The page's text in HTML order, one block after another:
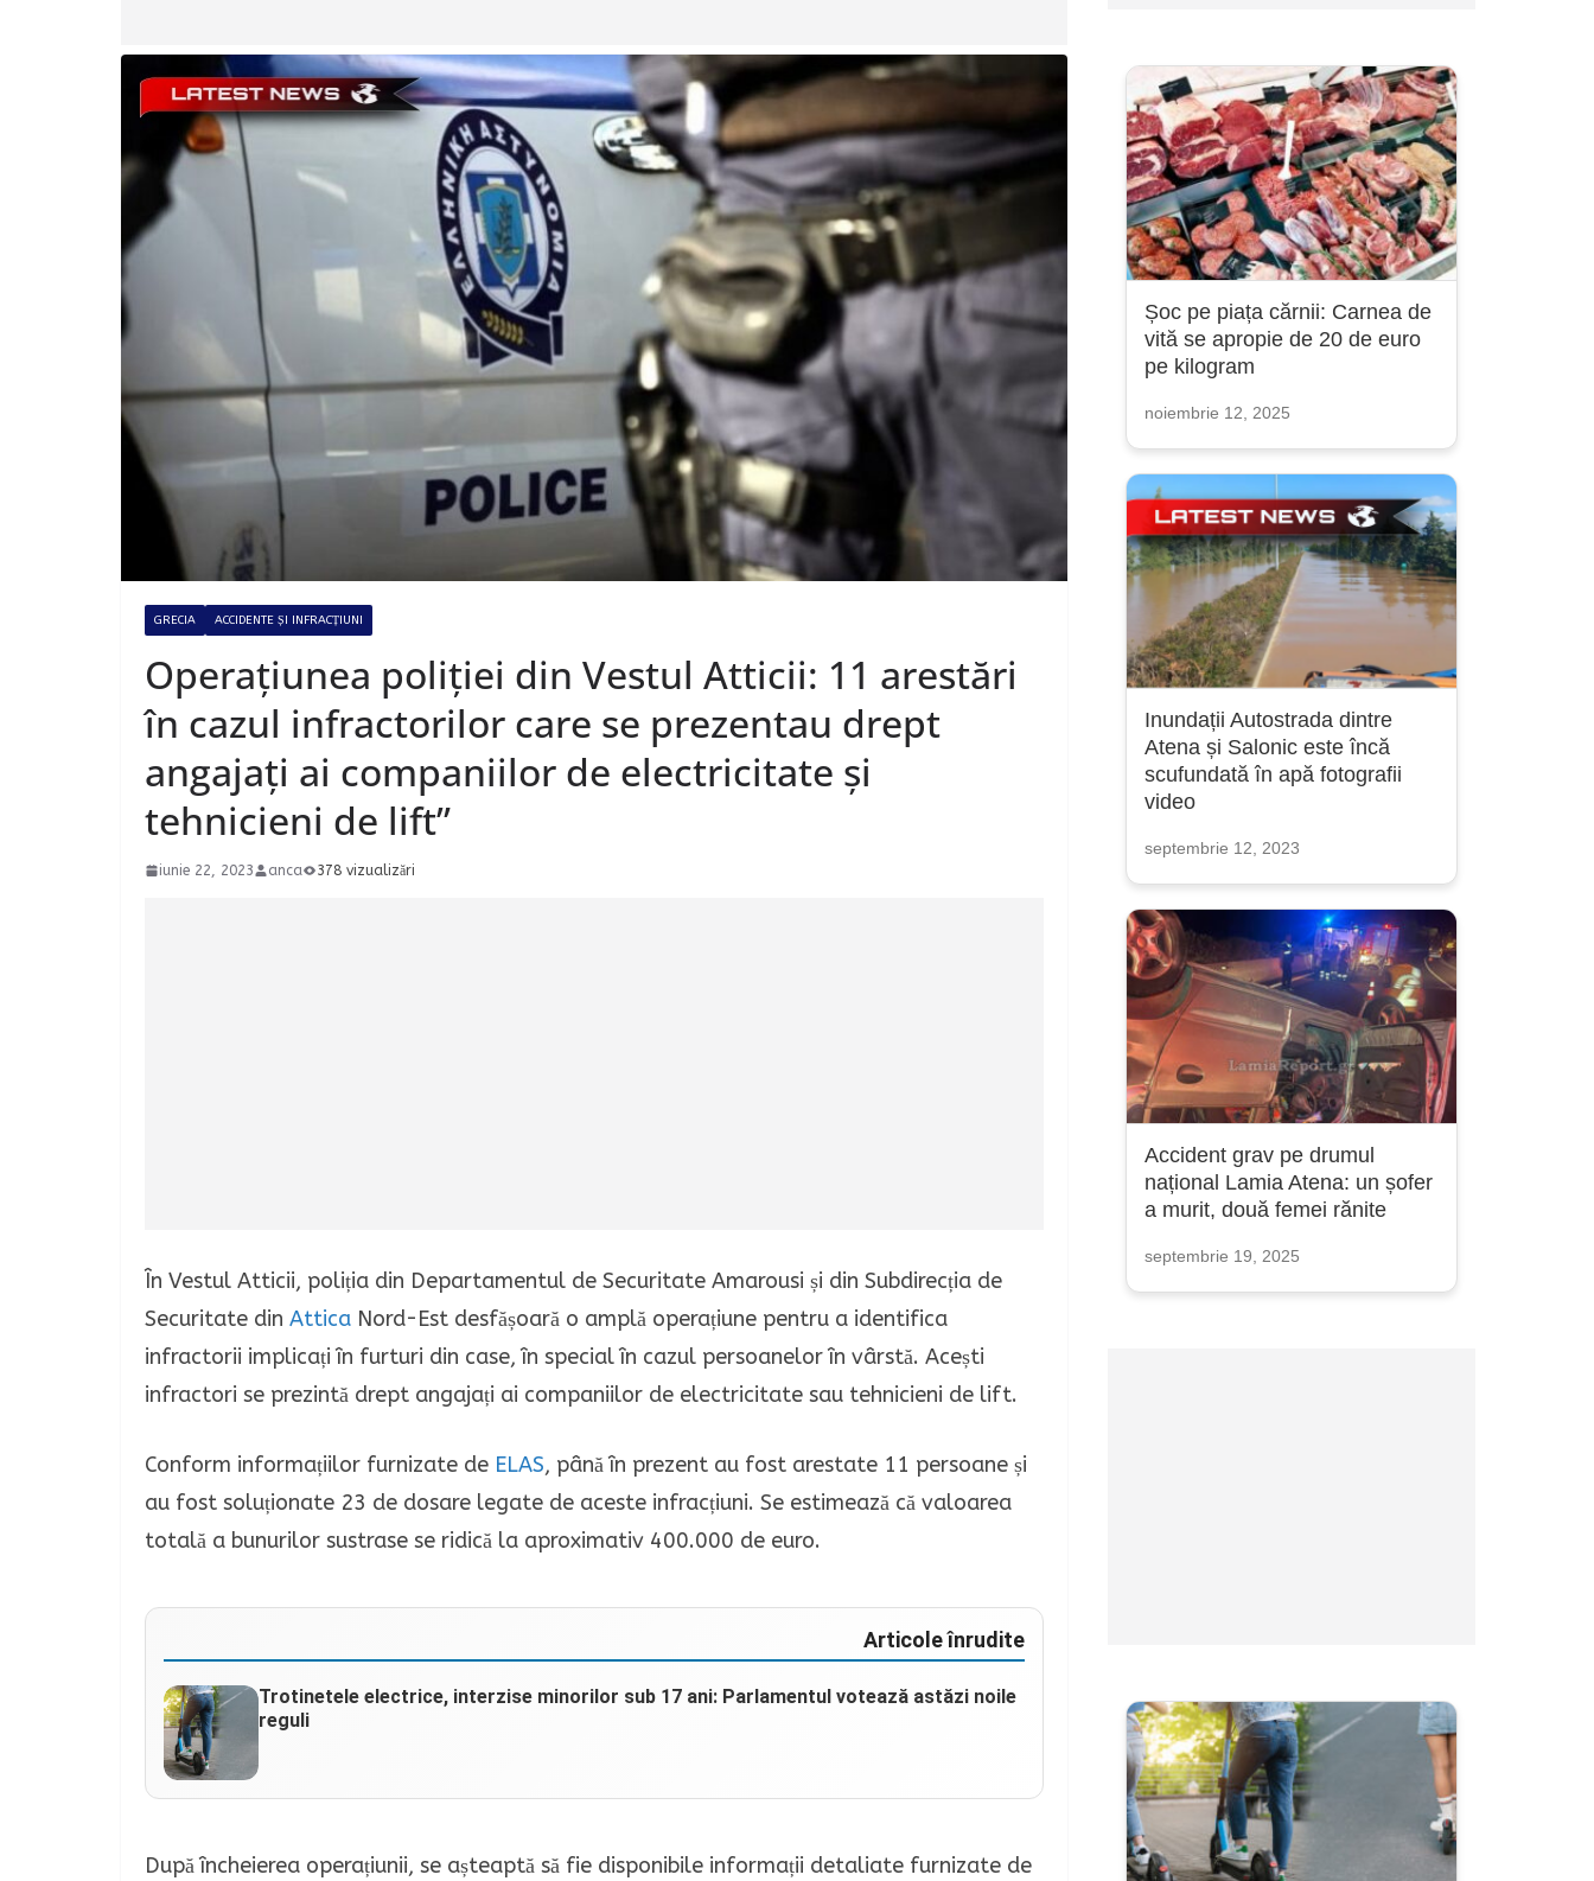
GRECIA ACCIDENTE ȘI INFRACȚIUNI
Operațiunea poliției din Vestul Atticii: 11 arestări
în cazul infractorilor care se prezentau drept
angajați ai companiilor de electricitate și
tehnicieni de lift”
iunie 22, 2023 anca 378 vizualizări
În Vestul Atticii, poliția din Departamentul de Securitate Amarousi și din Subdirecția de
Securitate din Attica Nord-Est desfășoară o amplă operațiune pentru a identifica
infractorii implicați în furturi din case, în special în cazul persoanelor în vârstă. Acești
infractori se prezintă drept angajați ai companiilor de electricitate sau tehnicieni de lift.
Conform informațiilor furnizate de ELAS, până în prezent au fost arestate 11 persoane și
au fost soluționate 23 de dosare legate de aceste infracțiuni. Se estimează că valoarea
totală a bunurilor sustrase se ridică la aproximativ 400.000 de euro.
Articole înrudite
Trotinetele electrice, interzise minorilor sub 17 ani: Parlamentul votează astăzi noile
reguli
După încheierea operațiunii, se așteaptă să fie disponibile informații detaliate furnizate de
Șoc pe piața cărnii: Carnea de
vită se apropie de 20 de euro
pe kilogram
noiembrie 12, 2025
Inundații Autostrada dintre
Atena și Salonic este încă
scufundată în apă fotografii
video
septembrie 12, 2023
Accident grav pe drumul
național Lamia Atena: un șofer
a murit, două femei rănite
septembrie 19, 2025